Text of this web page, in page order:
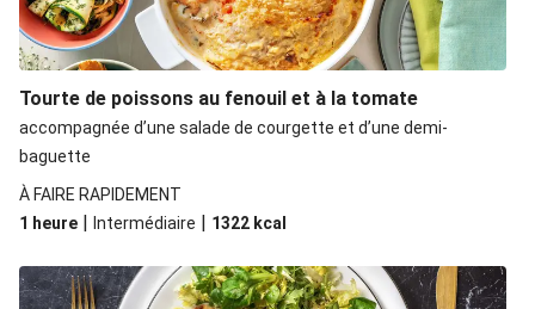
Tourte de poissons au fenouil et à la tomate
accompagnée d’une salade de courgette et d’une demi-
baguette
À FAIRE RAPIDEMENT
1 heure | Intermédiaire | 1322 kcal